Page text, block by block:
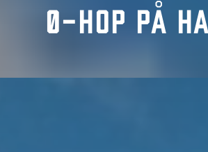
Ø-hop på